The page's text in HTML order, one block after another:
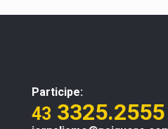
Participe:
43 3325.2555